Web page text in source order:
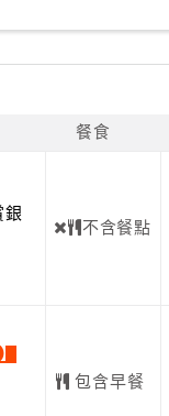
餐食
銀
不含餐點
包含早餐